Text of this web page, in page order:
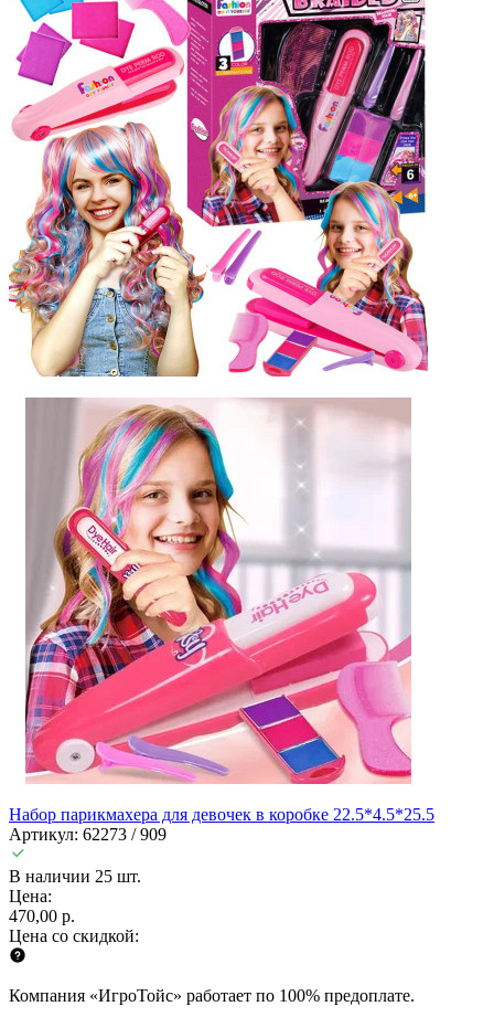
Набор парикмахера для девочек в коробке 22.5*4.5*25.5
Артикул: 62273 / 909
В наличии 25 шт.
Цена:
470,00 р.
Цена со скидкой:
Компания «ИгроТойс» работает по 100% предоплате.